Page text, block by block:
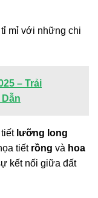
mỉ với những chi
– Trải
lưỡng long
tiết rồng và hoa
kết nối giữa đất